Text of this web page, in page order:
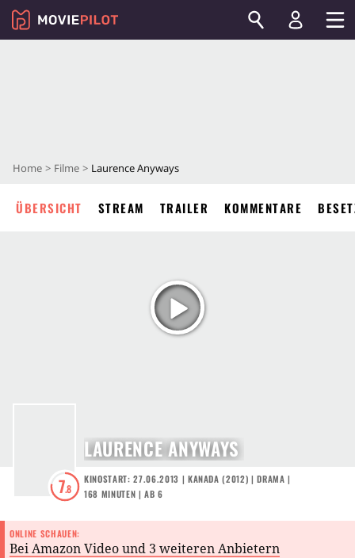
Home Filme Laurence Anyways
ÜBERSICHT STREAM TRAILER KOMMENTARE
7.8
LAURENCE ANYWAYS
KINOSTART: 27.06.2013 | KANADA (2012) |DRAMA |
168 MINUTEN |AB 6
ONLINE SCHAUEN:
Bei Amazon Video und 3 weiteren Anbietern